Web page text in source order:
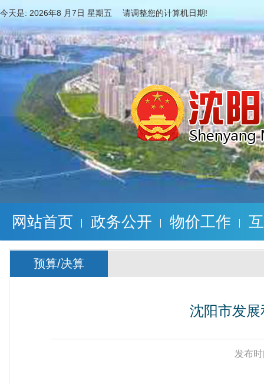
今天是: 2026年8 月7日 星期五 请调整您的计算机日期!
网站首页 政务公开 物价工作
预算/决算
沈阳市发
发布